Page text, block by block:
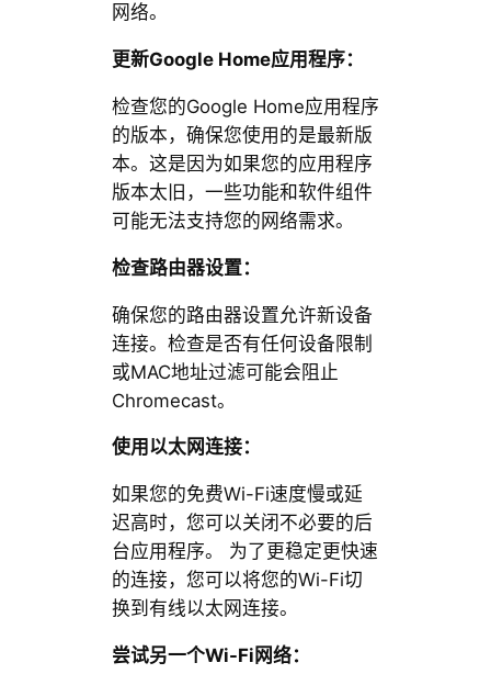
网络。
更新Google Home应用程序：
检查您的Google Home应用程序
的版本，确保您使用的是最新版
本。这是因为如果您的应用程序
版本太旧，一些功能和软件组件
可能无法支持您的网络需求。
检查路由器设置：
确保您的路由器设置允许新设备
连接。检查是否有任何设备限制
或MAC地址过滤可能会阻止
Chromecast。
使用以太网连接：
如果您的免费Wi-Fi速度慢或延
迟高时，您可以关闭不必要的后
台应用程序。 为了更稳定更快速
的连接，您可以将您的Wi-Fi切
换到有线以太网连接。
尝试另一个Wi-Fi网络：